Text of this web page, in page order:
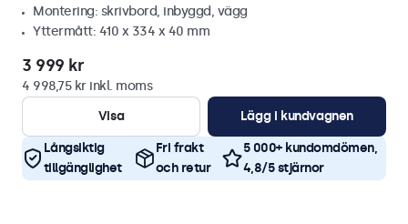
Montering: skrivbord, inbyggd, vägg
Yttermått: 410 x 334 x 40 mm
3 999 kr
4 998,75 kr inkl. moms
Visa
Lägg i kundvagnen
Långsiktig
tillgänglighet
Fri frakt
och retur
5 000+ kundomdömen,
4,8/5 stjärnor